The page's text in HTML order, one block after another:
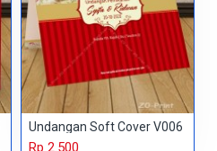
Undangan Soft Cover V006
Rp 2.500